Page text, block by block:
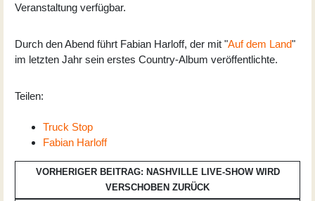
Veranstaltung verfügbar.
Durch den Abend führt Fabian Harloff, der mit "Auf dem Land"
im letzten Jahr sein erstes Country-Album veröffentlichte.
Teilen:
Truck Stop
Fabian Harloff
VORHERIGER BEITRAG: NASHVILLE LIVE-SHOW WIRD
VERSCHOBEN ZURÜCK